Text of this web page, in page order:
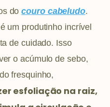
docouro cabeludo.
um produtinho incrível
de cuidado. Isso
o acúmulo de sebo,
fresquinho,
esfoliação na raiz,